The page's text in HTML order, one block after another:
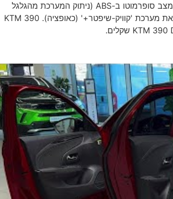
בדגם זה הכולל גם בקרת זינוק. בנוסף לכך ישנן גם בקרות יציבות ואחיזה מקוריות, מצב סופרמוטו ב-ABS (ניתוק המערכת מהגלגל
האחורי), לוח מחוונים דיגיטלי בגודל 5 אינץ' הניתן לממשוק עם הטלפון החכם ואף את מערכת 'קוויק-שיפטר+' (כאופציה). KTM 390